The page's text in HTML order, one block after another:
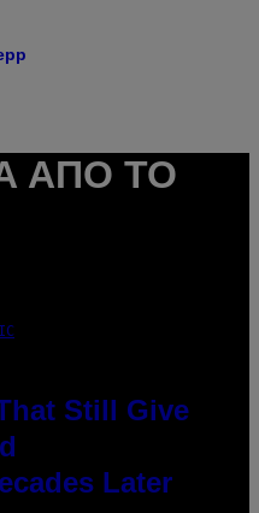
ΑΠΌ ΤΟ
Still Give
Later